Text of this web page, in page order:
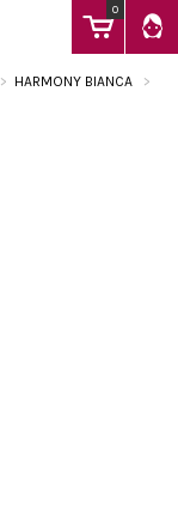
0
HARMONY BIANCA